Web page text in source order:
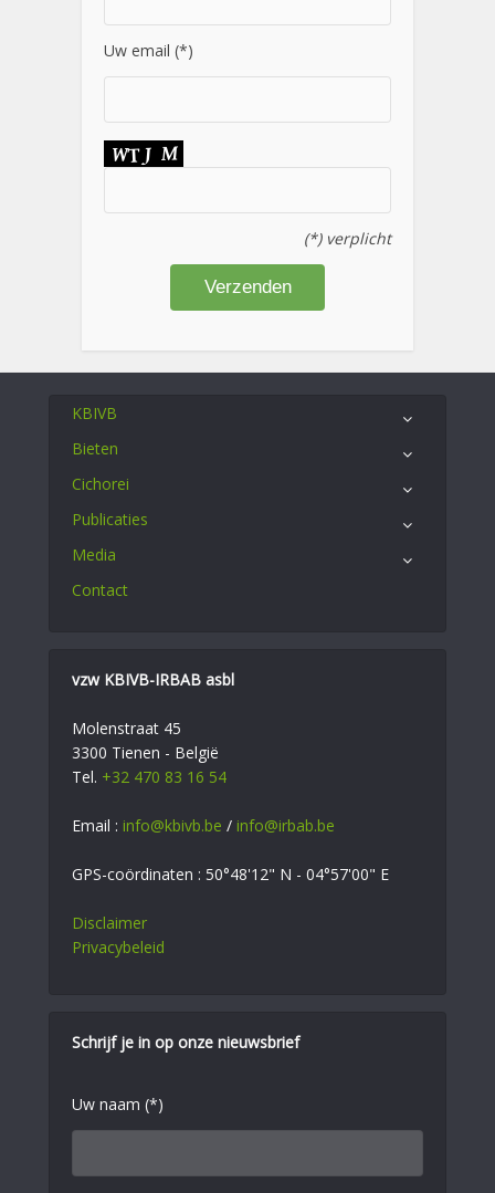
Uw email (*)
(*) verplicht
KBIVB
Bieten
Cichorei
Publicaties
Media
Contact
vzw KBIVB-IRBAB asbl
Molenstraat 45
3300 Tienen - België
Tel. +32 470 83 16 54
Email : info@kbivb.be / info@irbab.be
GPS-coördinaten : 50°48'12" N - 04°57'00" E
Disclaimer
Privacybeleid
Schrijf je in op onze nieuwsbrief
Uw naam (*)